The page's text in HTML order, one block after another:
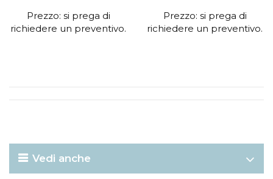
Prezzo: si prega di
richiedere un preventivo.
Prezzo: si prega di
richiedere un preventivo.
Vedi anche